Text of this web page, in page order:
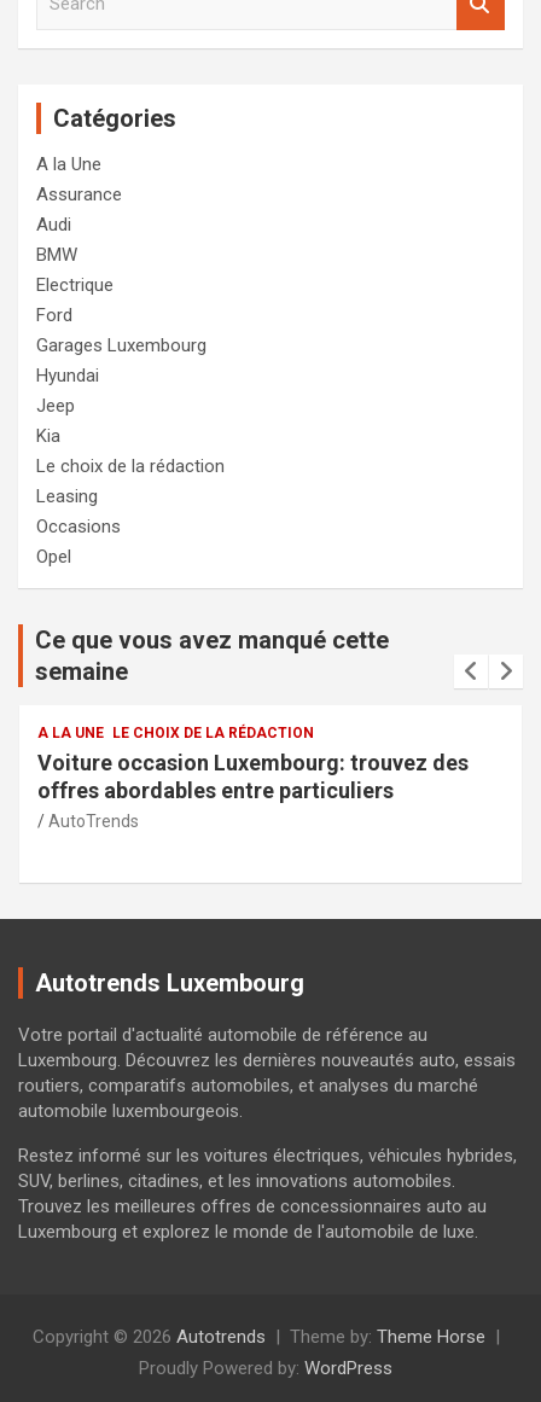
Catégories
A la Une
Assurance
Audi
BMW
Electrique
Ford
Garages Luxembourg
Hyundai
Jeep
Kia
Le choix de la rédaction
Leasing
Occasions
Opel
Ce que vous avez manqué cette
semaine
A LA UNE LE CHOIX DE LA RÉDACTION
Services de la police municipale à Capellen :
sécurité et transparence pour la communauté
AutoTrends
Autotrends Luxembourg
Votre portail d'actualité automobile de référence au
Luxembourg. Découvrez les dernières nouveautés auto, essais
routiers, comparatifs automobiles, et analyses du marché
automobile luxembourgeois.
Restez informé sur les voitures électriques, véhicules hybrides,
SUV, berlines, citadines, et les innovations automobiles.
Trouvez les meilleures offres de concessionnaires auto au
Luxembourg et explorez le monde de l'automobile de luxe.
Copyright © 2026 Autotrends Theme by: Theme Horse
Proudly Powered by: WordPress